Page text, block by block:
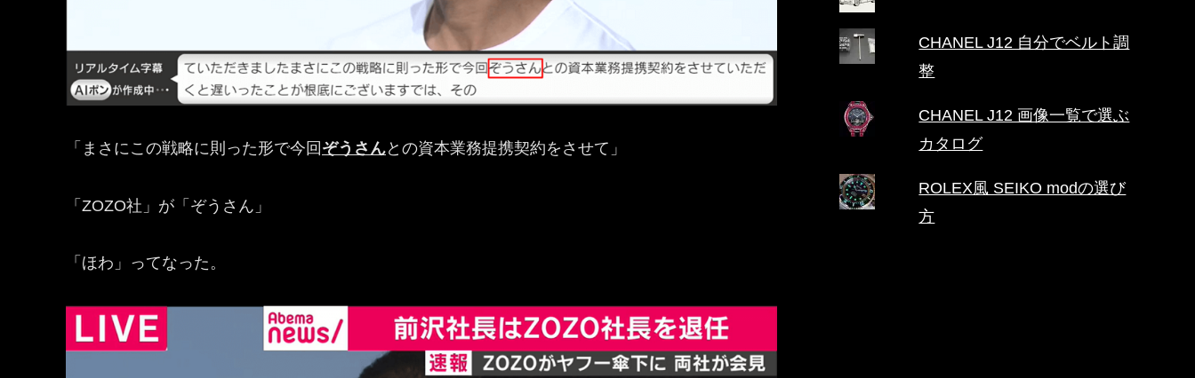
「まさにこの戦略に則った形で今回 ぞうさんとの資本業務提携契約をさせて」
「ZOZO社」が「ぞうさん」
「ほわ」ってなった。
CHANEL J12 自分でベルト調
整
CHANEL J12 画像一覧で選ぶ
カタログ
ROLEX風 SEIKO modの選び
方